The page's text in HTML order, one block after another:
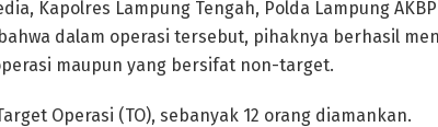
Kapolres Lampung Tengah, Polda Lampung
dalam operasi tersebut, pihaknya berhasil
maupun yang bersifat non-target.
Operasi (TO), sebanyak 12 orang diamankan.